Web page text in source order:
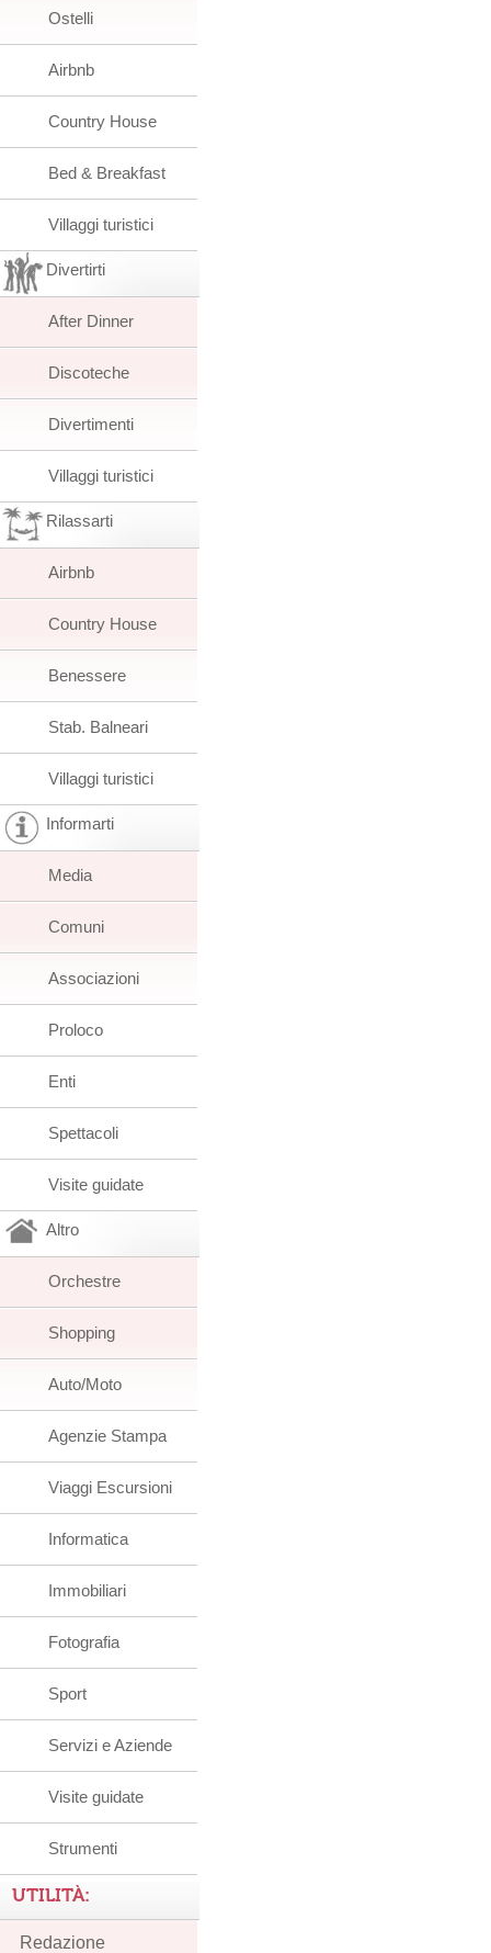
Ostelli
Airbnb
Country House
Bed & Breakfast
Villaggi turistici
Divertirti
After Dinner
Discoteche
Divertimenti
Villaggi turistici
Rilassarti
Airbnb
Country House
Benessere
Stab. Balneari
Villaggi turistici
Informarti
Media
Comuni
Associazioni
Proloco
Enti
Spettacoli
Visite guidate
Altro
Orchestre
Shopping
Auto/Moto
Agenzie Stampa
Viaggi Escursioni
Informatica
Immobiliari
Fotografia
Sport
Servizi e Aziende
Visite guidate
Strumenti
UTILITÀ:
Redazione